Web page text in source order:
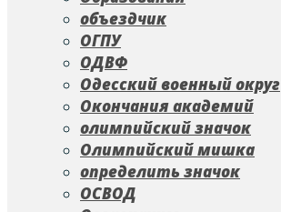
объездчик
ОГПУ
ОДВФ
Одесский военный округ
Окончания академий
олимпийский значок
Олимпийский мишка
определить значок
ОСВОД